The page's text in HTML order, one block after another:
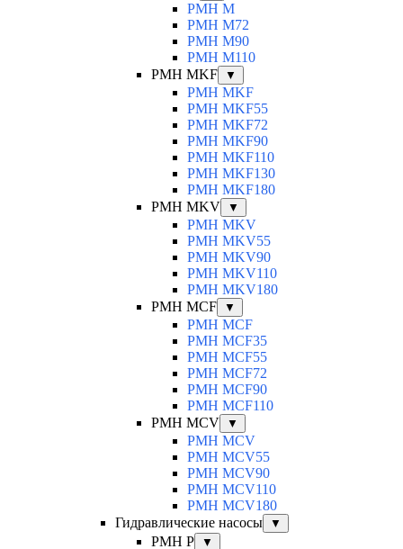
PMH M
PMH M72
PMH M90
PMH M110
PMH MKF
▼
PMH MKF
PMH MKF55
PMH MKF72
PMH MKF90
PMH MKF110
PMH MKF130
PMH MKF180
PMH MKV
▼
PMH MKV
PMH MKV55
PMH MKV90
PMH MKV110
PMH MKV180
PMH MCF
▼
PMH MCF
PMH MCF35
PMH MCF55
PMH MCF72
PMH MCF90
PMH MCF110
PMH MCV
▼
PMH MCV
PMH MCV55
PMH MCV90
PMH MCV110
PMH MCV180
Гидравлические насосы
▼
PMH P ▼